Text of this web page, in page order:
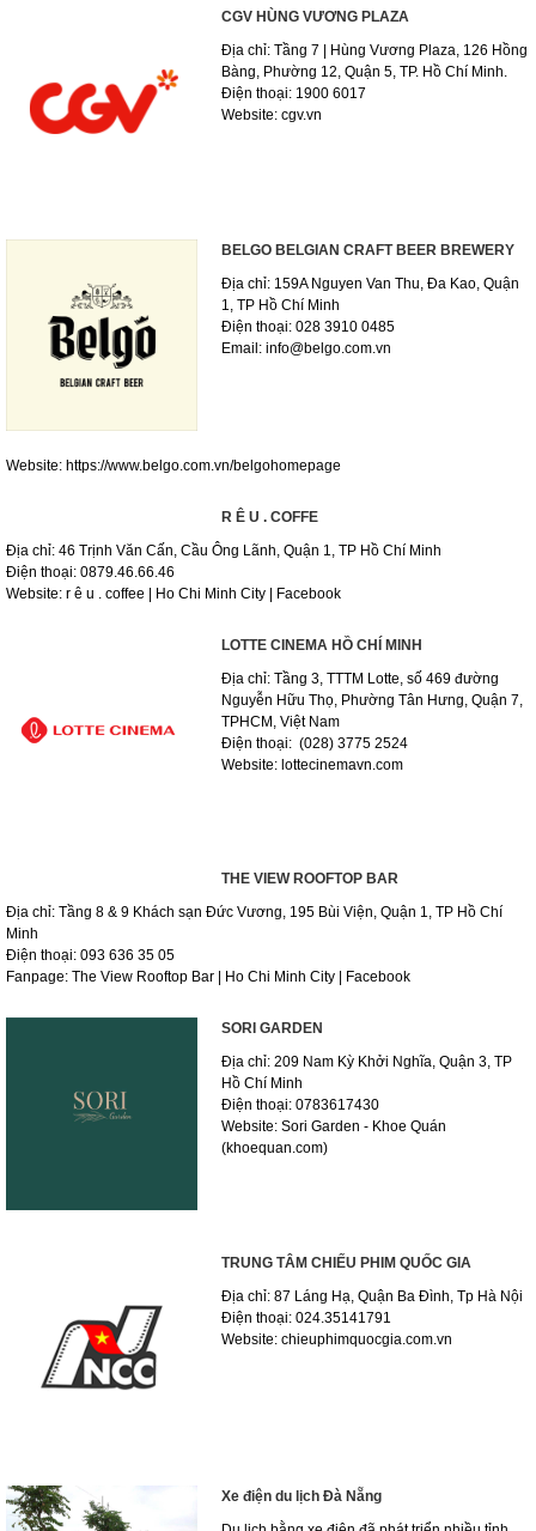
CGV HÙNG VƯƠNG PLAZA
Địa chỉ: Tầng 7 | Hùng Vương Plaza, 126 Hồng
Bàng, Phường 12, Quận 5, TP. Hồ Chí Minh.
Điện thoại: 1900 6017
Website: cgv.vn
BELGO BELGIAN CRAFT BEER BREWERY
Địa chỉ: 159A Nguyen Van Thu, Đa Kao, Quận
1, TP Hồ Chí Minh
Điện thoại: 028 3910 0485
Email: info@belgo.com.vn
Website: https://www.belgo.com.vn/belgohomepage
R Ê U . COFFE
Địa chỉ: 46 Trịnh Văn Cấn, Cầu Ông Lãnh, Quận 1, TP Hồ Chí Minh
Điện thoại: 0879.46.66.46
Website: r ê u . coffee | Ho Chi Minh City | Facebook
LOTTE CINEMA HỒ CHÍ MINH
Địa chỉ: Tầng 3, TTTM Lotte, số 469 đường
Nguyễn Hữu Thọ, Phường Tân Hưng, Quận 7,
TPHCM, Việt Nam
Điện thoại: (028) 3775 2524
Website: lottecinemavn.com
THE VIEW ROOFTOP BAR
Địa chỉ: Tầng 8 & 9 Khách sạn Đức Vương, 195 Bùi Viện, Quận 1, TP Hồ Chí
Minh
Điện thoại: 093 636 35 05
Fanpage: The View Rooftop Bar | Ho Chi Minh City | Facebook
SORI GARDEN
Địa chỉ: 209 Nam Kỳ Khởi Nghĩa, Quận 3, TP
Hồ Chí Minh
Điện thoại: 0783617430
Website: Sori Garden - Khoe Quán
(khoequan.com)
TRUNG TÂM CHIẾU PHIM QUỐC GIA
Địa chỉ: 87 Láng Hạ, Quận Ba Đình, Tp Hà Nội
Điện thoại: 024.35141791
Website: chieuphimquocgia.com.vn
Xe điện du lịch Đà Nẵng